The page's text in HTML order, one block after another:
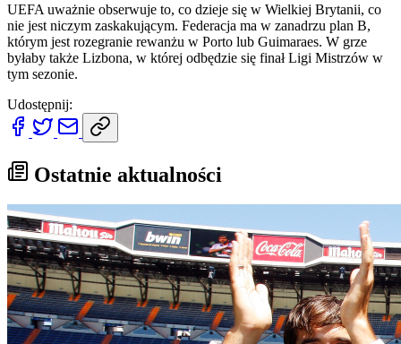
UEFA uważnie obserwuje to, co dzieje się w Wielkiej Brytanii, co
nie jest niczym zaskakującym. Federacja ma w zanadrzu plan B,
którym jest rozegranie rewanżu w Porto lub Guimaraes. W grze
byłaby także Lizbona, w której odbędzie się finał Ligi Mistrzów w
tym sezonie.
Udostępnij:
Ostatnie aktualności